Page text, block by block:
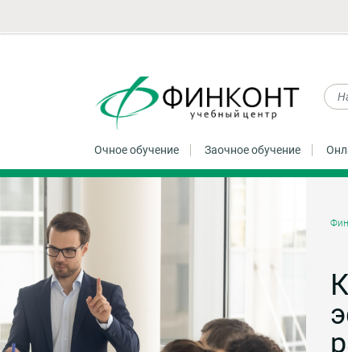
Очное обучение Заочное обучение